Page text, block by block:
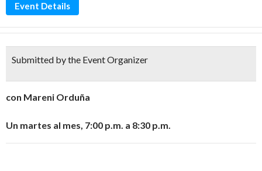
Event Details
Submitted by the Event Organizer
con Mareni Orduña
Un martes al mes, 7:00 p.m. a 8:30 p.m.